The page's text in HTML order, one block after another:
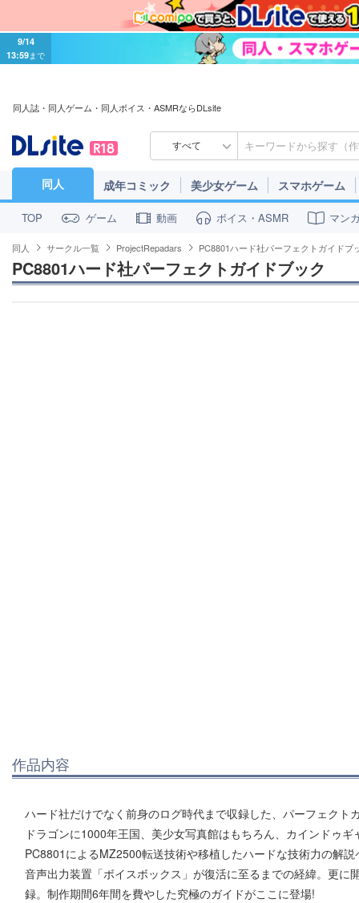
9/14
13:59まで
同人誌・同人ゲーム・同人ボイス・ASMRならDLsite
すべて
同人 成年コミック 美少女ゲーム スマホゲーム
TOP ゲーム 動画 ボイス・ASMR マン
同人 サークル一覧 ProjectRepadars PC8801ハード社パーフェクトガイドブ
PC8801ハード社パーフェクトガイドブック
作品内容
ハード社だけでなく前身のログ時代まで収録した、パーフェクト
ドラゴンに1000年王国、美少女写真館はもちろん、カインドゥ
PC8801によるMZ2500転送技術や移植したハードな技術力の解
音声出力装置「ボイスボックス」が復活に至るまでの経緯。更に
録。制作期間6年間を費やした究極のガイドがここに登場!